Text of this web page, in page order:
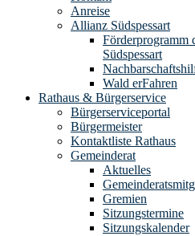
Anreise
Allianz Südspessart
Förderprogramm
Südspessart
Wald erFahren
Rathaus & Bürgerservice
Bürgerserviceportal
Bürgermeister
Kontaktliste Rathaus
Gemeinderat
Aktuelles
Gremien
Sitzungstermine
Sitzungskalender